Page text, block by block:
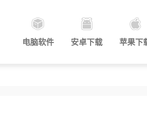
电脑软件 安卓下载 苹果下